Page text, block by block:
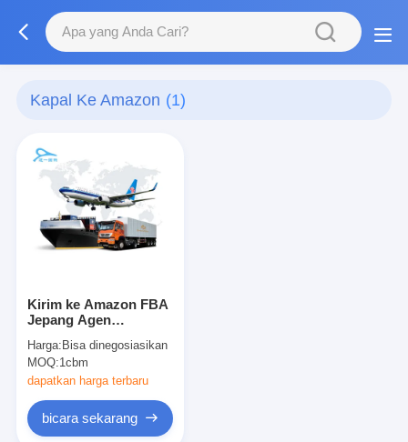
Kapal Ke Amazon (1)
Kirim ke Amazon FBA
Jepang Agen
Udara
Harga: Bisa dinegosiasikan
MOQ:1cbm
dapatkan harga terbaru
bicara sekarang